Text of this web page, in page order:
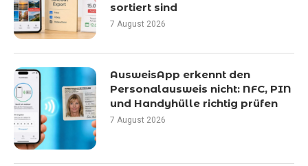
sortiert sind
7 August 2026
AusweisApp erkennt den
Personalausweis nicht: NFC, PIN
und Handyhülle richtig prüfen
7 August 2026